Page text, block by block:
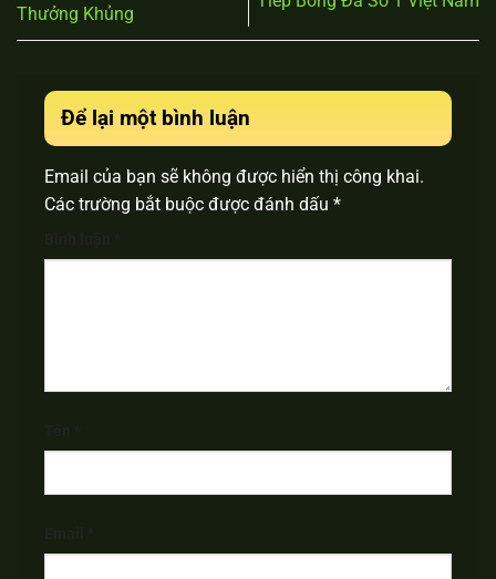
Thưởng Khủng
Để lại một bình luận
Email của bạn sẽ không được hiển thị công khai.
Các trường bắt buộc được đánh dấu *